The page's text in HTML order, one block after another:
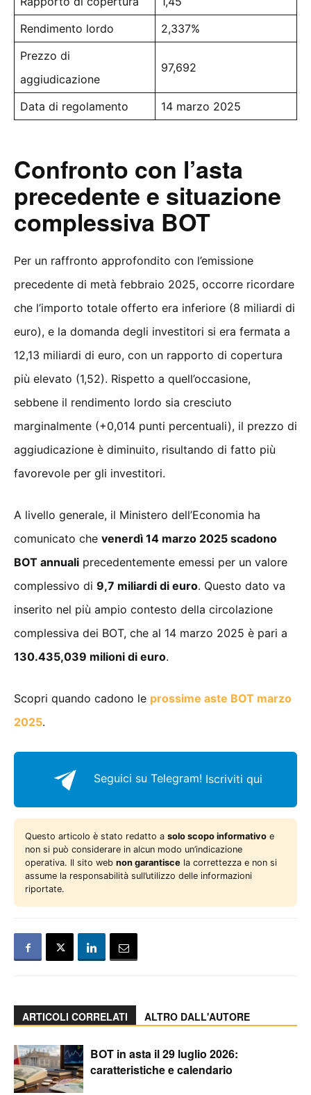
Rendimento lordo
2,337%
Prezzo di
aggiudicazione
97,692
Data di regolamento 14 marzo 2025
Confronto con l’asta
precedente e situazione
complessiva BOT
Per un raffronto approfondito con l’emissione
precedente di metà febbraio 2025, occorre ricordare
che l’importo totale offerto era inferiore (8 miliardi di
euro), e la domanda degli investitori si era fermata a
12,13 miliardi di euro, con un rapporto di copertura
più elevato (1,52). Rispetto a quell’occasione,
sebbene il rendimento lordo sia cresciuto
marginalmente (+0,014 punti percentuali), il prezzo di
aggiudicazione è diminuito, risultando di fatto più
favorevole per gli investitori.
A livello generale, il Ministero dell’Economia ha
comunicato che venerdì 14 marzo 2025 scadono
BOT annuali precedentemente emessi per un valore
complessivo di 9,7 miliardi di euro. Questo dato va
inserito nel più ampio contesto della circolazione
complessiva dei BOT, che al 14 marzo 2025 è pari a
130.435,039 milioni di euro.
Scopri quando cadono le prossime aste BOT marzo
2025.
Seguici su Telegram! Iscriviti qui
Questo articolo è stato redatto a solo scopo informativo e
non si può considerare in alcun modo un’indicazione
operativa. Il sito web non garantisce la correttezza e non si
assume la responsabilità sull’utilizzo delle informazioni
riportate.
ARTICOLI CORRELATI ALTRO DALL'AUTORE
BOT in asta il 29 luglio 2026:
caratteristiche e calendario